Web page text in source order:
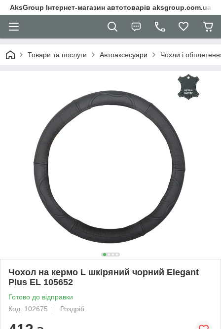
AksGroup Інтернет-магазин автотоварів aksgroup.com.ua
Товари та послуги Автоаксесуари Чохли і
Чохол на кермо L шкіряний чорний Elegant
Plus EL 105652
Готово до відправки
Код: 102675
Роздріб